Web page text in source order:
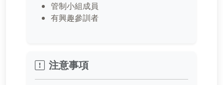
管制小組成員
有興趣參訓者
注意事項